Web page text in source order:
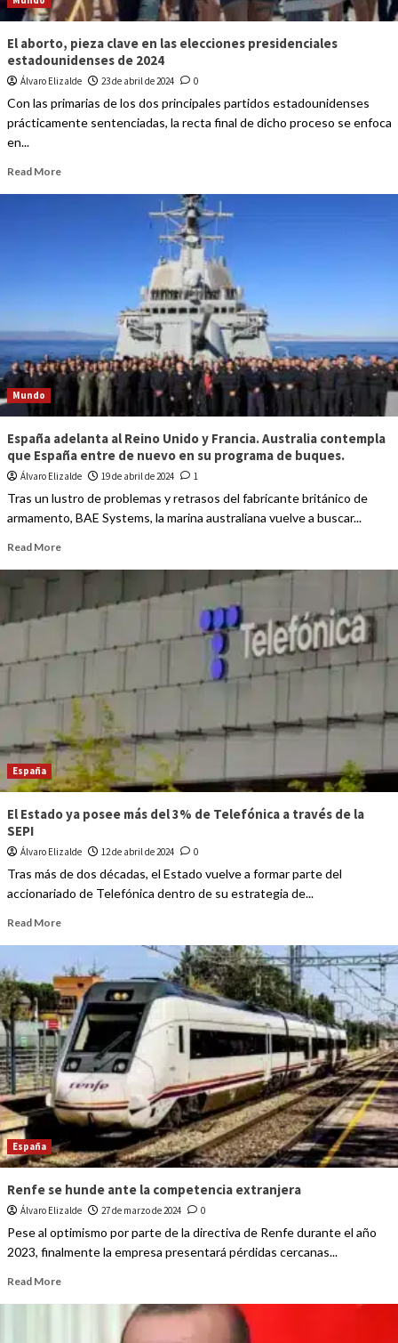
El aborto, pieza clave en las elecciones presidenciales
estadounidenses de 2024
Álvaro Elizalde 23 de abril de 2024 0
Con las primarias de los dos principales partidos estadounidenses
prácticamente sentenciadas, la recta final de dicho proceso se enfoca
en...
Read More
Mundo
España adelanta al Reino Unido y Francia. Australia contempla
que España entre de nuevo en su programa de buques.
Álvaro Elizalde 19 de abril de 2024 1
Tras un lustro de problemas y retrasos del fabricante británico de
armamento, BAE Systems, la marina australiana vuelve a buscar...
Read More
España
El Estado ya posee más del 3% de Telefónica a través de la
SEPI
Álvaro Elizalde 12 de abril de 2024 0
Tras más de dos décadas, el Estado vuelve a formar parte del
accionariado de Telefónica dentro de su estrategia de...
Read More
España
Renfe se hunde ante la competencia extranjera
Álvaro Elizalde 27 de marzo de 2024 0
Pese al optimismo por parte de la directiva de Renfe durante el año
2023, finalmente la empresa presentará pérdidas cercanas...
Read More